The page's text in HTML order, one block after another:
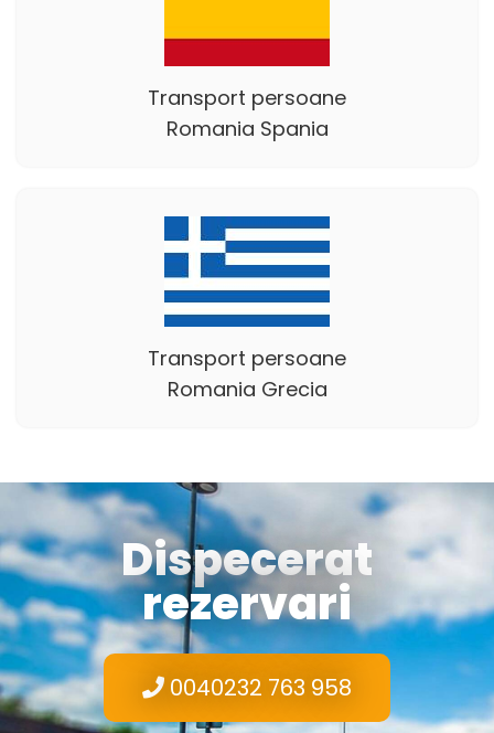
Transport persoane
Romania Spania
Transport persoane
Romania Grecia
Dispecerat
rezervari
0040232 763 958